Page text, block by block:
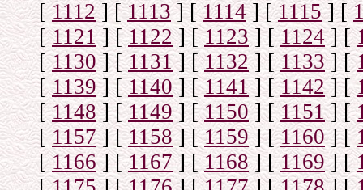
[1112] [1113] [1114] [1115] [
[1121] [1122] [1123] [1124] [
[1130] [1131] [1132] [1133] [
[1139] [1140] [1141] [1142] [
[1148] [1149] [1150] [1151] [
[1157] [1158] [1159] [1160] [
[1166] [1167] [1168] [1169] [